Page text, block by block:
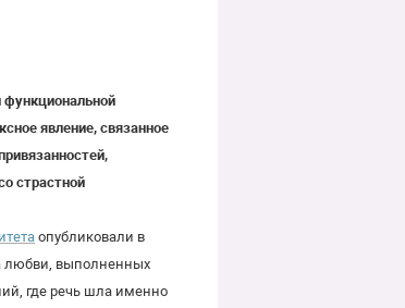
явление, связанное
страстной
опубликовали в
любви, выполненных
где речь шла именно